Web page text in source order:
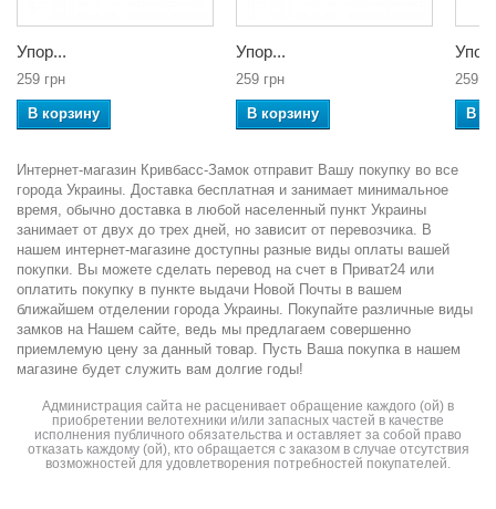
Упор...
259 грн
В корзину
Упор...
259 грн
В корзину
259
В
Интернет-магазин Кривбасс-Замок отправит Вашу покупку во все
города Украины. Доставка бесплатная и занимает минимальное
время, обычно доставка в любой населенный пункт Украины
занимает от двух до трех дней, но зависит от перевозчика. В
нашем интернет-магазине доступны разные виды оплаты вашей
покупки. Вы можете сделать перевод на счет в Приват24 или
оплатить покупку в пункте выдачи Новой Почты в вашем
ближайшем отделении города Украины. Покупайте различные виды
замков на Нашем сайте, ведь мы предлагаем совершенно
приемлемую цену за данный товар. Пусть Ваша покупка в нашем
магазине будет служить вам долгие годы!
Администрация сайта не расценивает обращение каждого (ой) в
приобретении велотехники и/или запасных частей в качестве
исполнения публичного обязательства и оставляет за собой право
отказать каждому (ой), кто обращается с заказом в случае отсутствия
возможностей для удовлетворения потребностей покупателей.